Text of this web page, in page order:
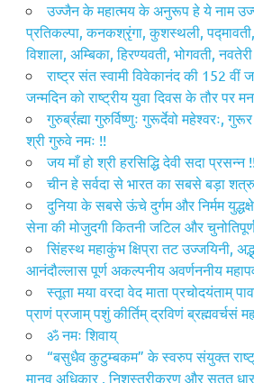
उज्जैन के महात्मय के अनुरूप हे ये नाम
प्रतिकल्पा, कनकश्रृंगा, कुशस्‍थली, पद्मावती,
विशाला, अम्बिका, हिरण्यवती, भोगवती,
राष्ट्र संत स्वामी विवेकानंद की 152 वीं
जन्मदिन को राष्ट्रीय युवा दिवस के तौर पर
गुरुर्ब्रह्मा गुरुर्विष्णुः गुरूर्देवो महेश्वरः,
श्री गुरुवे नमः !!
जय माँ हो श्री हरसिद्धि देवी सदा प्रसन्न
चीन हे सर्वदा से भारत का सबसे बड़ा शत्रु
दुनिया के सबसे ऊंचे दुर्गम और निर्मम
सेना की मोजुदगी कितनी जटिल और
सिंहस्थ महाकुंभ क्षिप्रा तट उज्जयिनी,
आनंदौल्लास पूर्ण अकल्पनीय अवर्णननीय
स्तूता मया वरदा वेद माता प्रचोदयंताम्
प्राणं प्रजाम् पशुं कीर्तिम् द्रविणं ब्रह्मवर्चसं
ॐ नमः शिवाय्
“बसुधैव कुटुम्बकम” के स्वरुप संयुक्त
मानव अधिकार , निशस्त्रीकरण और सतत